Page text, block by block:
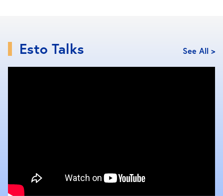
สวย… ซะเกินกว่า บรรยายได้~
Esto Talks See All >